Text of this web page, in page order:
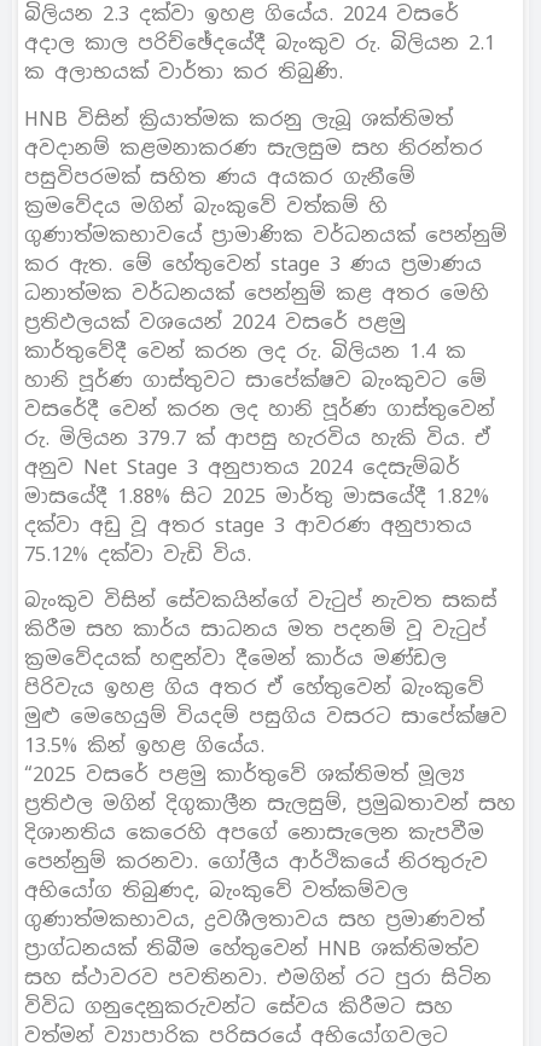
බිලියන 2.3 දක්වා ඉහළ ගියේය. 2024 වසරේ
අදාල කාල පරිච්ඡේදයේදී බැංකුව රු. බිලියන 2.1
ක අලාභයක් වාර්තා කර තිබුණි.
HNB විසින් ක්‍රියාත්මක කරනු ලැබූ ශක්තිමත්
අවදානම් කළමනාකරණ සැලසුම සහ නිරන්තර
පසුවිපරමක් සහිත ණය අයකර ගැනීමේ
ක්‍රමවේදය මගින් බැංකුවේ වත්කම් හි
ගුණාත්මකභාවයේ ප්‍රාමාණික වර්ධනයක් පෙන්නුම්
කර ඇත. මේ හේතුවෙන් stage 3 ණය ප්‍රමාණය
ධනාත්මක වර්ධනයක් පෙන්නුම් කළ අතර මෙහි
ප්‍රතිඵලයක් වශයෙන් 2024 වසරේ පළමු
කාර්තුවේදී වෙන් කරන ලද රු. බිලියන 1.4 ක
හානි පූර්ණ ගාස්තුවට සාපේක්ෂව බැංකුවට මේ
වසරේදී වෙන් කරන ලද හානි පූර්ණ ගාස්තුවෙන්
රු. මිලියන 379.7 ක් ආපසු හැරවිය හැකි විය. ඒ
අනුව Net Stage 3 අනුපාතය 2024 දෙසැම්බර්
මාසයේදී 1.88% සිට 2025 මාර්තු මාසයේදී 1.82%
දක්වා අඩු වූ අතර stage 3 ආවරණ අනුපාතය
75.12% දක්වා වැඩි විය.
බැංකුව විසින් සේවකයින්ගේ වැටුප් නැවත සකස්
කිරීම සහ කාර්ය සාධනය මත පදනම් වූ වැටුප්
ක්‍රමවේදයක් හඳුන්වා දීමෙන් කාර්ය මණ්ඩල
පිරිවැය ඉහළ ගිය අතර ඒ හේතුවෙන් බැංකුවේ
මුළු මෙහෙයුම් වියදම් පසුගිය වසරට සාපේක්ෂව
13.5% කින් ඉහළ ගියේය.
“2025 වසරේ පළමු කාර්තුවේ ශක්තිමත් මූල්‍ය
ප්‍රතිඵල මගින් දිගුකාලීන සැලසුම්, ප්‍රමුඛතාවන් සහ
දිශානතිය කෙරෙහි අපගේ නොසැලෙන කැපවීම
පෙන්නුම් කරනවා. ගෝලීය ආර්ථිකයේ නිරතුරුව
අභියෝග තිබුණද, බැංකුවේ වත්කම්වල
ගුණාත්මකභාවය, ද්‍රවශීලතාවය සහ ප්‍රමාණවත්
ප්‍රාග්ධනයක් තිබීම හේතුවෙන් HNB ශක්තිමත්ව
සහ ස්ථාවරව පවතිනවා. එමගින් රට පුරා සිටින
විවිධ ගනුදෙනුකරුවන්ට සේවය කිරීමට සහ
වත්මන් ව්‍යාපාරික පරිසරයේ අභියෝගවලට